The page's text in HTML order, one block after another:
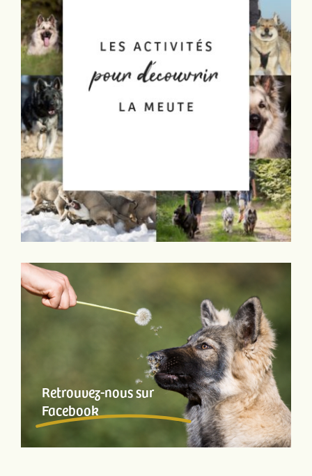
Retrouvez-nous sur
Facebook